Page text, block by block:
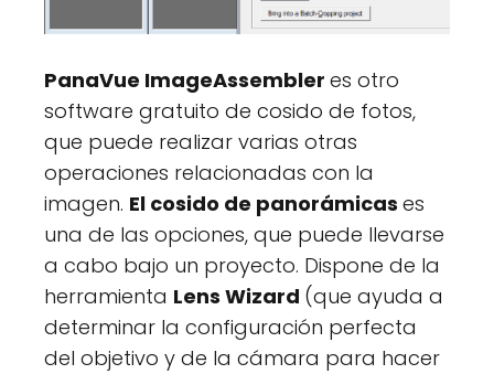
PanaVue ImageAssembler es otro
software gratuito de cosido de fotos,
que puede realizar varias otras
operaciones relacionadas con la
imagen. El cosido de panorámicas es
una de las opciones, que puede llevarse
a cabo bajo un proyecto. Dispone de la
herramienta Lens Wizard (que ayuda a
determinar la configuración perfecta
del objetivo y de la cámara para hacer